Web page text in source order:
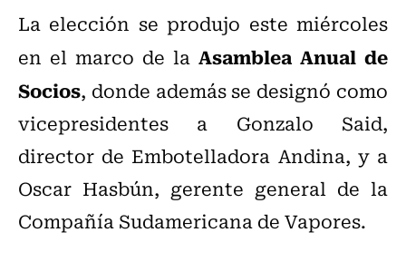
La elección se produjo este miércoles
en el marco de la Asamblea Anual de
Socios, donde además se designó como
vicepresidentes a Gonzalo Said,
director de Embotelladora Andina, y a
Oscar Hasbún, gerente general de la
Compañía Sudamericana de Vapores.